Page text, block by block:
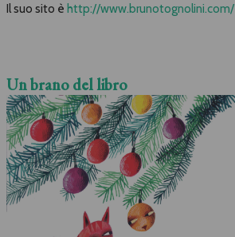
Il suo sito è http://www.brunotognolini.com/
Un brano del libro